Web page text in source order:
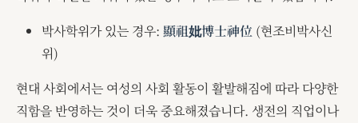
박사학위가 있는 경우: 顯祖妣博士神位 (현조비박사신
위)
현대 사회에서는 여성의 사회 활동이 활발해짐에 따라 다양한
직함을 반영하는 것이 더욱 중요해졌습니다. 생전의 직업이나